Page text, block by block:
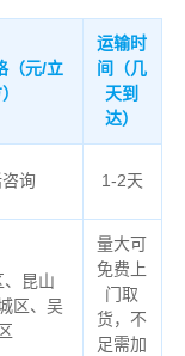
（元/立
运输时
间（几
天到
达）
询 1-2天
、昆山
区、吴
量大可
免费上
门取
货，不
足需加